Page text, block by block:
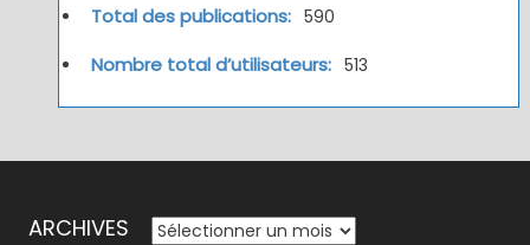
Total des publications: 590
Nombre total d’utilisateurs: 513
ARCHIVES ARCHIVES